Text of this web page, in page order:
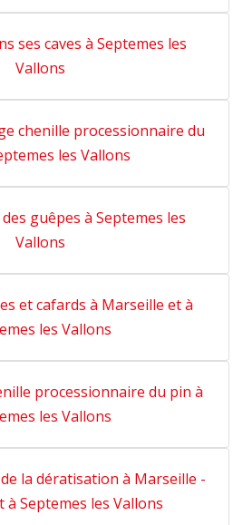
ses caves à Septemes les
Vallons
chenille processionnaire du
les Vallons
guêpes à Septemes les
Vallons
et cafards à Marseille et à
les Vallons
processionnaire du pin à
les Vallons
la dératisation à Marseille -
Septemes les Vallons